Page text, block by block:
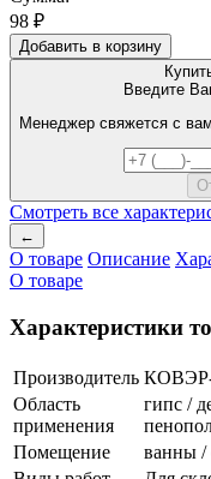
98 ₽
Добавить в корзину
Введите
Менеджер свяжется с
Смотреть все
←
О товаре Описание
О товаре
Характеристики
Производитель
Область
применения
гипс /
Помещение
ванны /